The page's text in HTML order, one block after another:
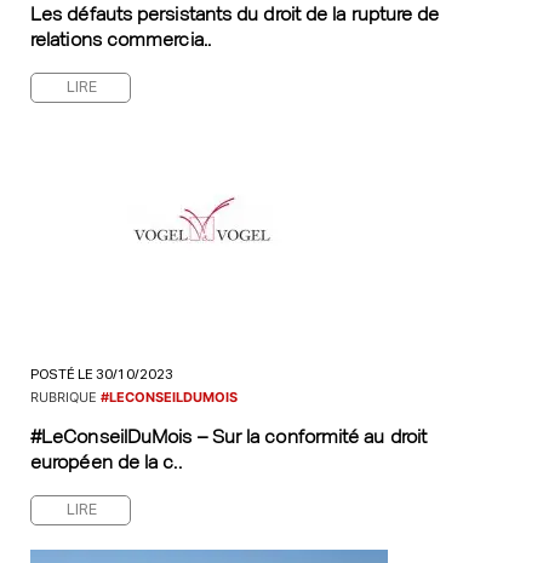
Les défauts persistants du droit de la rupture de
relations commercia..
LIRE
POSTÉ LE 30/10/2023
RUBRIQUE #LECONSEILDUMOIS
#LeConseilDuMois – Sur la conformité au droit
européen de la c..
LIRE